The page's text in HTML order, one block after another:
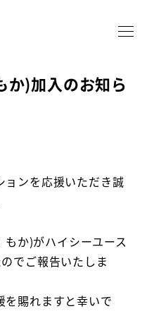
か)加入のお知ら
ョンを応援いただき誠
か)がハイシーユース
でご報告いたしま
を賜れますと幸いで